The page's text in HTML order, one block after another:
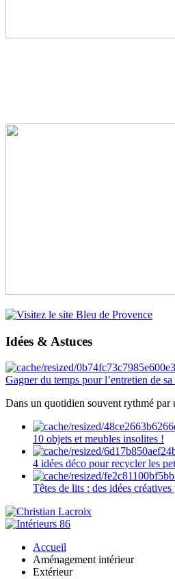
Idées & Astuces
Gagner du temps pour l’entretien de
Dans un quotidien souvent rythmé par
10 objets et meubles insolites !
4 idées déco pour recycler les
Têtes de lits : des idées
Accueil
Aménagement intérieur
Extérieur